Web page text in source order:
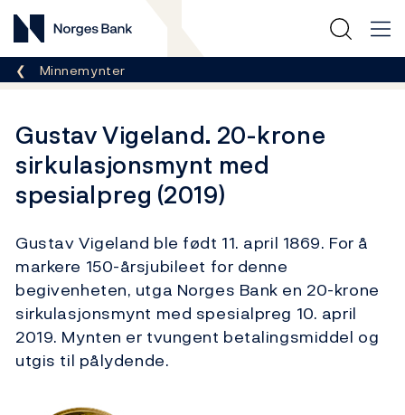
Norges Bank
Her er du nå:
Minnemynter
Gustav Vigeland. 20-krone
sirkulasjonsmynt med
spesialpreg (2019)
Gustav Vigeland ble født 11. april 1869. For å
markere 150-årsjubileet for denne
begivenheten, utga Norges Bank en 20-krone
sirkulasjonsmynt med spesialpreg 10. april
2019. Mynten er tvungent betalingsmiddel og
utgis til pålydende.